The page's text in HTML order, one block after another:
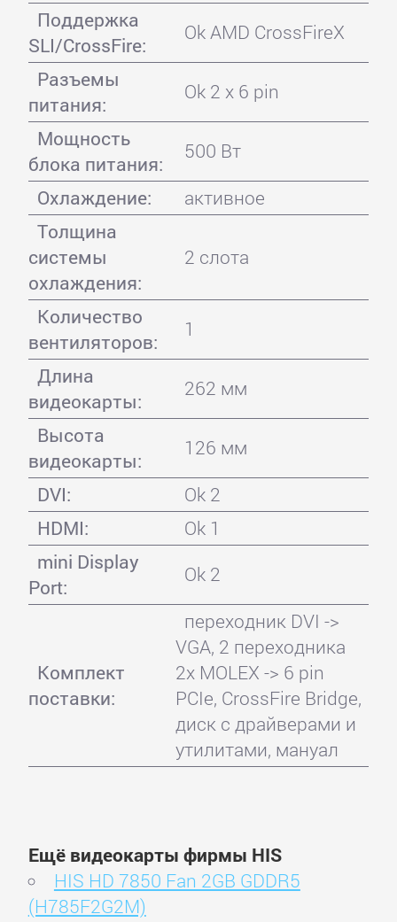
Поддержка
SLI/CrossFire:
Ok AMD CrossFireX
Разъемы
питания:
Ok 2 x 6 pin
Мощность
блока питания:
500 Вт
Охлаждение:
активное
Толщина
системы
охлаждения:
2 слота
Количество
вентиляторов:
1
Длина
видеокарты:
262 мм
Высота
видеокарты:
126 мм
DVI:
Ok 2
HDMI:
Ok 1
mini Display
Port:
Ok 2
Комплект
поставки:
переходник DVI ->
VGA, 2 переходника
2x MOLEX -> 6 pin
PCIe, CrossFire Bridge,
диск с драйверами и
утилитами, мануал
Ещё видеокарты фирмы HIS
HIS HD 7850 Fan 2GB GDDR5
(H785F2G2M)